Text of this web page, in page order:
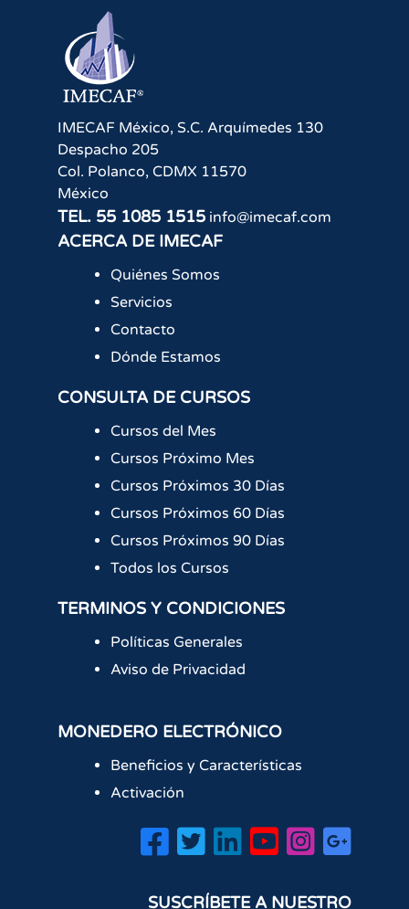
IMECAF México, S.C. Arquímedes 130
Despacho 205
Col. Polanco, CDMX 11570
México
TEL. 55 1085 1515 info@imecaf.com
ACERCA DE IMECAF
Quiénes Somos
Servicios
Contacto
Dónde Estamos
CONSULTA DE CURSOS
Cursos del Mes
Cursos Próximo Mes
Cursos Próximos 30 Días
Cursos Próximos 60 Días
Cursos Próximos 90 Días
Todos los Cursos
TERMINOS Y CONDICIONES
Políticas Generales
Aviso de Privacidad
MONEDERO ELECTRÓNICO
Beneficios y Características
Activación
SUSCRÍBETE A NUESTRO